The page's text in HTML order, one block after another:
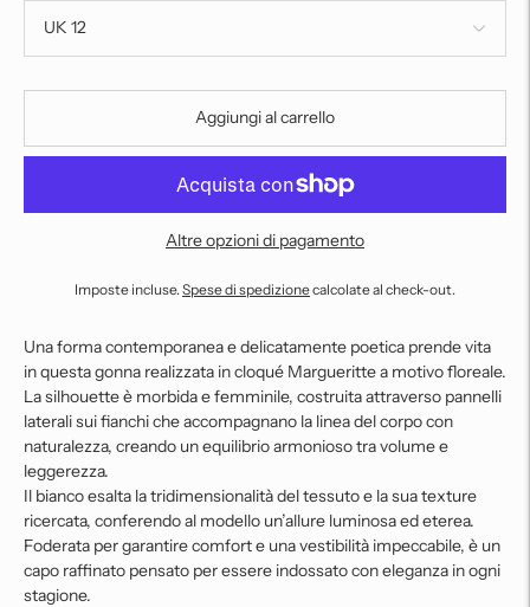
Aggiungi al carrello
Altre opzioni di pagamento
Imposte incluse. Spese di spedizionecalcolate al check-out.
Una forma contemporanea e delicatamente poetica prende vita
in questa gonna realizzata in cloqué Margueritte a motivo floreale.
La silhouette è morbida e femminile, costruita attraverso pannelli
laterali sui fianchi che accompagnano la linea del corpo con
naturalezza, creando un equilibrio armonioso tra volume e
leggerezza.
Il bianco esalta la tridimensionalità del tessuto e la sua texture
ricercata, conferendo al modello un’allure luminosa ed eterea.
Foderata per garantire comfort e una vestibilità impeccabile, è un
capo raffinato pensato per essere indossato con eleganza in ogni
stagione.